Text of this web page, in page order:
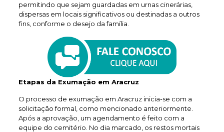
permitindo que sejam guardadas em urnas cinerárias,
dispersas em locais significativos ou destinadas a outros
fins, conforme o desejo da família.
Etapas da Exumação em Aracruz
O processo de exumação em Aracruz inicia-se com a
solicitação formal, como mencionado anteriormente.
Após a aprovação, um agendamento é feito com a
equipe do cemitério. No dia marcado, os restos mortais